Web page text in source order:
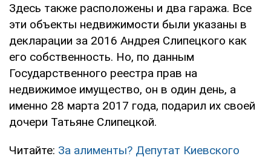
Здесь также расположены и два гаража. Все
эти объекты недвижимости были указаны в
декларации за 2016 Андрея Слипецкого как
его собственность. Но, по данным
Государственного реестра прав на
недвижимое имущество, он в один день, а
именно 28 марта 2017 года, подарил их своей
дочери Татьяне Слипецкой.
Читайте: За алименты? Депутат Киевского